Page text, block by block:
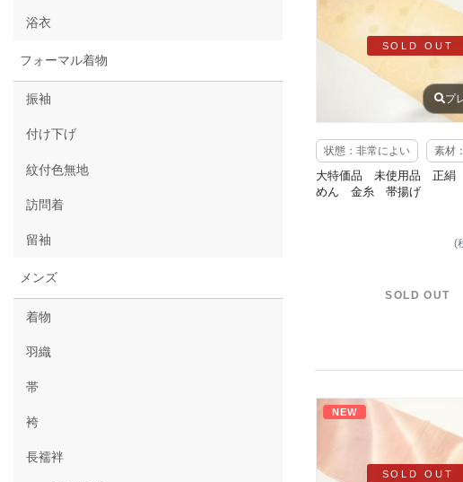
浴衣
フォーマル着物
振袖
付け下げ
紋付色無地
訪問着
留袖
メンズ
着物
羽織
帯
袴
長襦袢
SOLD OUT
プ
状態：非常によい 素材
大特価品 未使用品 正絹
めん 金糸 帯揚げ
(
SOLD OUT
NEW
SOLD OUT